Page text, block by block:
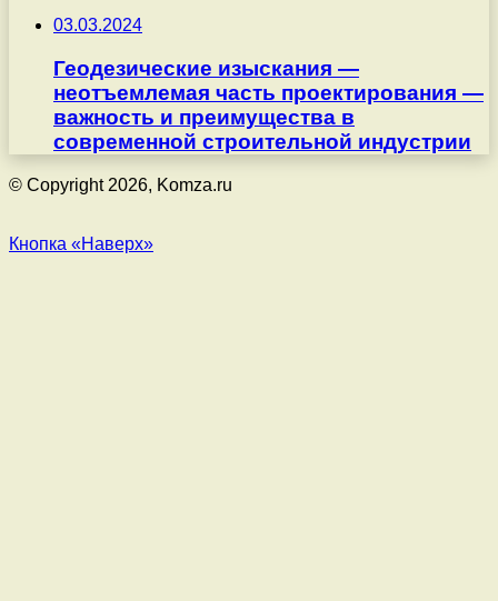
03.03.2024
Геодезические изыскания —
неотъемлемая часть проектирования —
важность и преимущества в
современной строительной индустрии
© Copyright 2026, Komza.ru
Кнопка «Наверх»